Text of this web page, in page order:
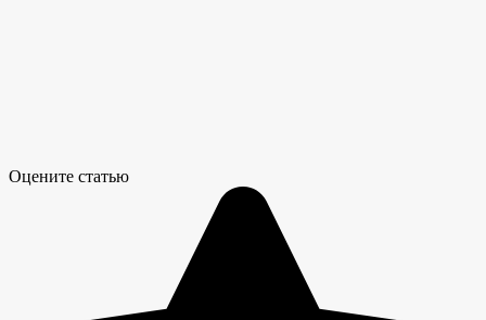
Оцените статью